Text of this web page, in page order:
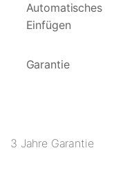
Automatisches
Einfügen
Garantie
3 Jahre Garantie